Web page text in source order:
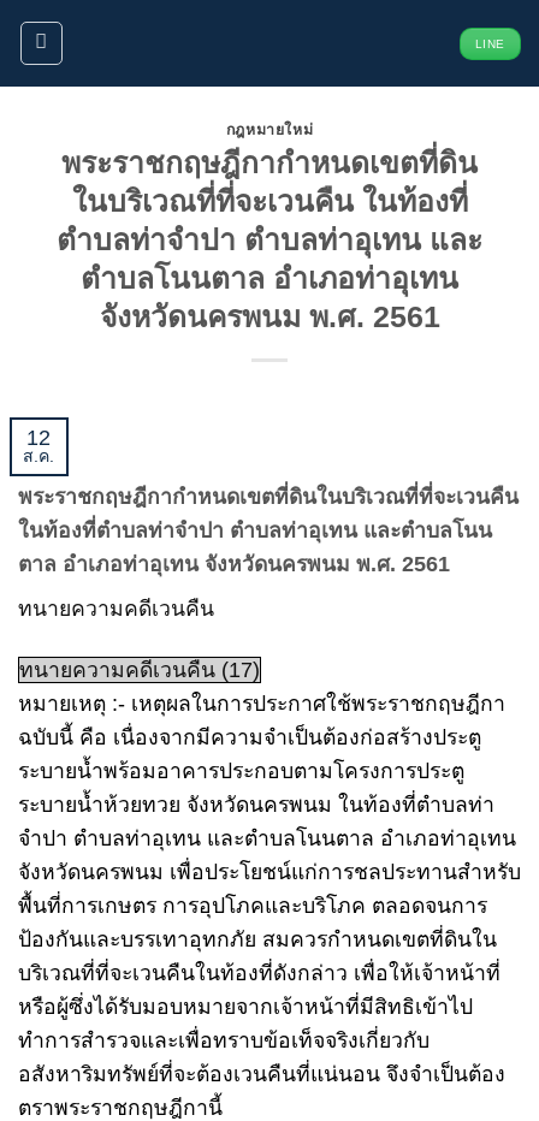
ข้าม
ยัง
LINE
กฎหมายใหม่
พระราชกฤษฎีกากำหนดเขตที่ดิน
ในบริเวณที่ที่จะเวนคืน ในท้องที่
ตำบลท่าจำปา ตำบลท่าอุเทน และ
ตำบลโนนตาล อำเภอท่าอุเทน
จังหวัดนครพนม พ.ศ. 2561
12
ส.ค.
พระราชกฤษฎีกากำหนดเขตที่ดินในบริเวณที่ที่จะเวนคืน
ในท้องที่ตำบลท่าจำปา ตำบลท่าอุเทน และตำบลโนน
ตาล อำเภอท่าอุเทน จังหวัดนครพนม พ.ศ. 2561
ทนายความคดีเวนคืน
ทนายความคดีเวนคืน (17)
หมายเหตุ :- เหตุผลในการประกาศใช้พระราชกฤษฎีกา
ฉบับนี้ คือ เนื่องจากมีความจำเป็นต้องก่อสร้างประตู
ระบายน้ำพร้อมอาคารประกอบตามโครงการประตู
ระบายน้ำห้วยทวย จังหวัดนครพนม ในท้องที่ตำบลท่า
จำปา ตำบลท่าอุเทน และตำบลโนนตาล อำเภอท่าอุเทน
จังหวัดนครพนม เพื่อประโยชน์แก่การชลประทานสำหรับ
พื้นที่การเกษตร การอุปโภคและบริโภค ตลอดจนการ
ป้องกันและบรรเทาอุทกภัย สมควรกำหนดเขตที่ดินใน
บริเวณที่ที่จะเวนคืนในท้องที่ดังกล่าว เพื่อให้เจ้าหน้าที่
หรือผู้ซึ่งได้รับมอบหมายจากเจ้าหน้าที่มีสิทธิเข้าไป
ทำการสำรวจและเพื่อทราบข้อเท็จจริงเกี่ยวกับ
อสังหาริมทรัพย์ที่จะต้องเวนคืนที่แน่นอน จึงจำเป็นต้อง
ตราพระราชกฤษฎีกานี้